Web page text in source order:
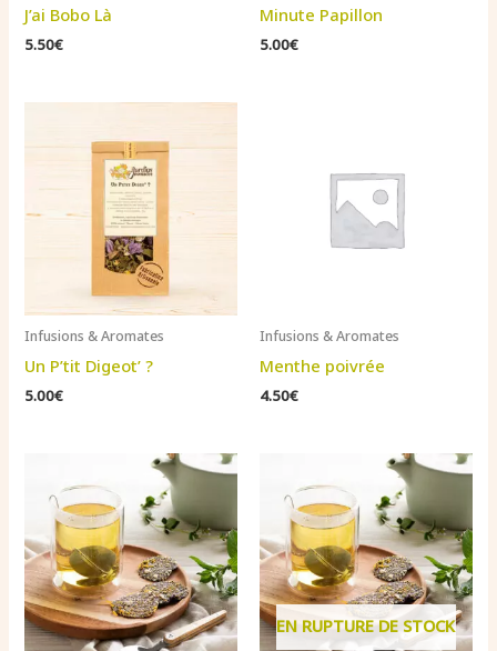
J’ai Bobo Là
5.50€
Minute Papillon
5.00€
Infusions & Aromates
Un P’tit Digeot’ ?
5.00€
Infusions & Aromates
Menthe poivrée
4.50€
EN RUPTURE DE STOCK